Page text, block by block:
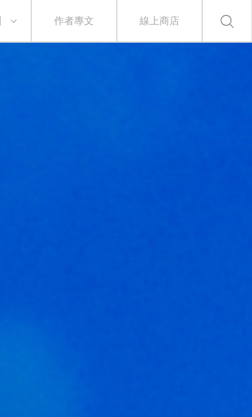
作者專文 線上商店